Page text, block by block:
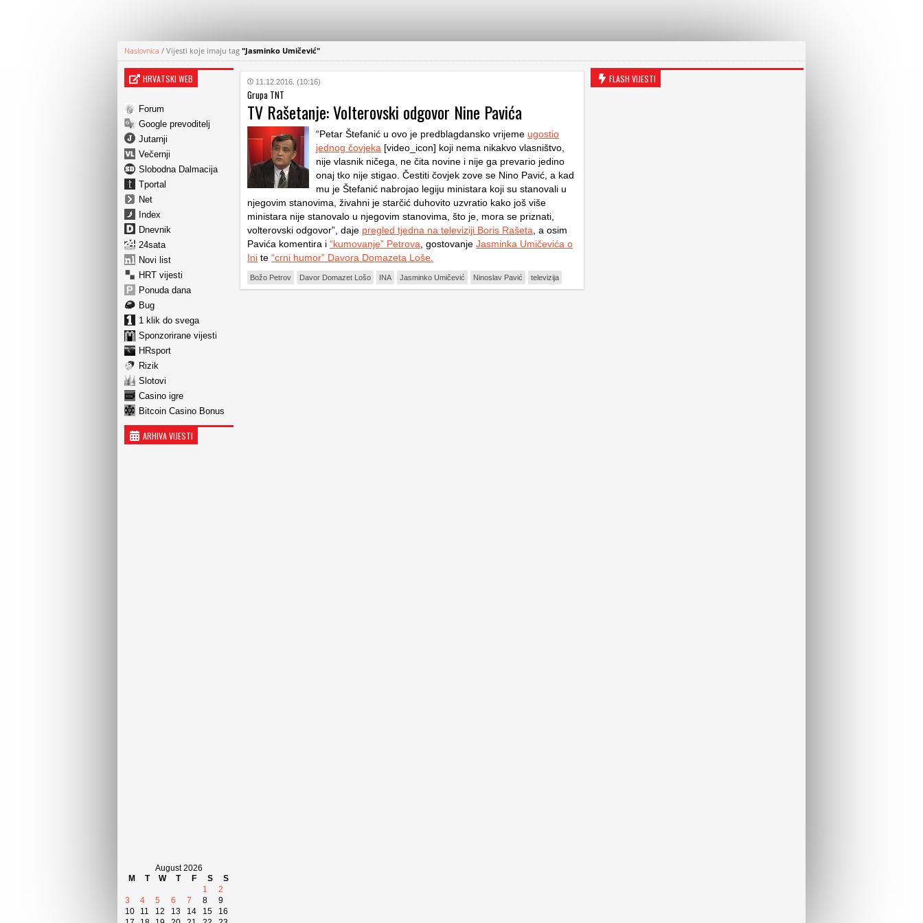
Naslovnica / Vijesti koje imaju tag "Jasminko Umičević"
HRVATSKI WEB
Forum
Google prevoditelj
Jutarnji
Večernji
Slobodna Dalmacija
Tportal
Net
Index
Dnevnik
24sata
Novi list
HRT vijesti
Ponuda dana
Bug
1 klik do svega
Sponzorirane vijesti
HRsport
Rizik
Slotovi
Casino igre
Bitcoin Casino Bonus
ARHIVA VIJESTI
August 2026
M
T W T F S
S
1
2
3
4 5 6 7 8
9
10
11 12 13 14 15
16
11.12.2016. (10:16)
Grupa TNT
TV Rašetanje: Volterovski odgovor Nine Pavića
“Petar Štefanić u ovo je predblagdansko vrijeme ugostio
jednog čovjeka [video_icon] koji nema nikakvo vlasništvo,
nije vlasnik ničega, ne čita novine i nije ga prevario jedino
onaj tko nije stigao. Čestiti čovjek zove se Nino Pavić, a kad
mu je Štefanić nabrojao legiju ministara koji su stanovali u
njegovim stanovima, živahni je starčić duhovito uzvratio kako još više
ministara nije stanovalo u njegovim stanovima, što je, mora se priznati,
volterovski odgovor”, daje pregled tjedna na televiziji Boris Rašeta , a osim
Pavića komentira i “kumovanje” Petrova , gostovanje Jasminka Umičevića o
Ini te “crni humor” Davora Domazeta Loše.
Božo Petrov Davor Domazet Lošo INA Jasminko Umičević Ninoslav Pavić televizija
FLASH VIJESTI